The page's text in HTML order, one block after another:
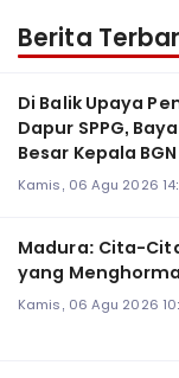
Berita
Di Balik Upaya
Dapur SPPG,
Besar Kepala BGN
Kamis, 06 Agu 2026
Madura: Cita-
yang
Kamis, 06 Agu 2026